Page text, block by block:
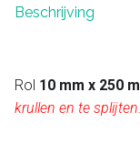
Beschrijving
Rol 10 mm x 250
krullen en te splijten.